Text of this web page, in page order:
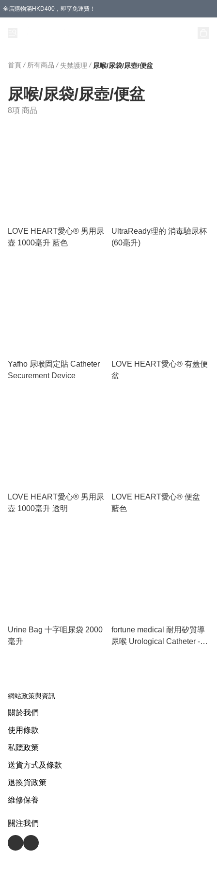
全店購物滿HKD400，即享免運費！
首頁 / 所有商品 / 失禁護理 / 尿喉/尿袋/尿壺/便盆
尿喉/尿袋/尿壺/便盆
8項 商品
LOVE HEART愛心® 男用尿
壺 1000毫升 藍色
UltraReady理的 消毒驗尿杯
(60毫升)
Yafho 尿喉固定貼 Catheter
Securement Device
LOVE HEART愛心® 有蓋便
盆
LOVE HEART愛心® 男用尿
壺 1000毫升 透明
LOVE HEART愛心® 便盆
藍色
Urine Bag 十字咀尿袋 2000
毫升
fortune medical 耐用矽質導
尿喉 Urological Catheter -
網站政策與資訊
關於我們
使用條款
私隱政策
送貨方式及條款
退換貨政策
維修保養
關注我們